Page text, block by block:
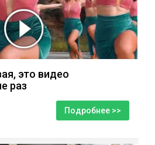
это видео
раз
Подробнее >>